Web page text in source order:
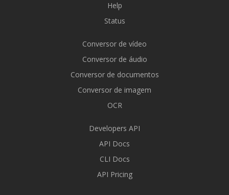
Help
Status
Conversor de vídeo
Conversor de áudio
Conversor de documentos
Conversor de imagem
OCR
Developers API
API Docs
CLI Docs
API Pricing